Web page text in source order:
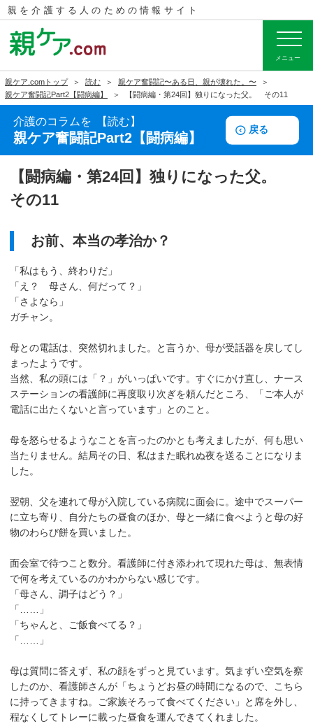
親を介護する人のための情報サイト
メニュー
親ケア.comトップ 読む
親ケア奮闘記〜ある日、親が壊れた。〜
親ケア奮闘記Part2【闘病編】
【闘病編・第24回】独りになった父。 その11
介護のコラムを 読む
親ケア奮闘記Part2【闘病編】
戻る
【闘病編・第24回】独りになった父。
その11
お前、本当の孝治か？
「私はもう、終わりだ」
「え？ 母さん、何だって？」
「さよなら」
ガチャン。
母との電話は、突然切れました。と言うか、母が受話器を戻してし
まったようです。
当然、私の頭には「？」がいっぱいです。すぐにかけ直し、ナース
ステーションの看護師に再度取り次ぎを頼んだところ、「ご本人が
電話に出たくないと言っています」とのこと。
母を怒らせるようなことを言ったのかとも考えましたが、何も思い
当たりません。結局その日、私はまた眠れぬ夜を送ることになりま
した。
翌朝、父を連れて母が入院している病院に面会に。途中でスーパー
に立ち寄り、自分たちの昼食のほか、母と一緒に食べようと母の好
物のわらび餅を買いました。
面会室で待つこと数分。看護師に付き添われて現れた母は、無表情
で何を考えているのかわからない感じです。
「母さん、調子はどう？」
「……」
「ちゃんと、ご飯食べてる？」
「……」
母は質問に答えず、私の顔をずっと見ています。気まずい空気を察
したのか、看護師さんが「ちょうどお昼の時間になるので、こちら
に持ってきますね。ご家族そろって食べてください」と席を外し、
程なくしてトレーに載った昼食を運んできてくれました。